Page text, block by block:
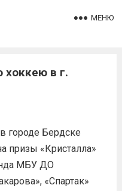
МЕНЮ
хоккею в г.
городе Бердске
призы «Кристалла»
МБУ ДО
«Спартак»